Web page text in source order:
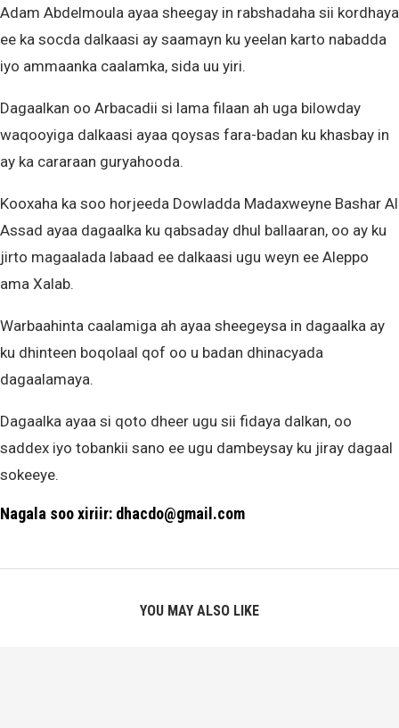
Adam Abdelmoula ayaa sheegay in rabshadaha sii kordhaya
ee ka socda dalkaasi ay saamayn ku yeelan karto nabadda
iyo ammaanka caalamka, sida uu yiri.
Dagaalkan oo Arbacadii si lama filaan ah uga bilowday
waqooyiga dalkaasi ayaa qoysas fara-badan ku khasbay in
ay ka cararaan guryahooda.
Kooxaha ka soo horjeeda Dowladda Madaxweyne Bashar Al
Assad ayaa dagaalka ku qabsaday dhul ballaaran, oo ay ku
jirto magaalada labaad ee dalkaasi ugu weyn ee Aleppo
ama Xalab.
Warbaahinta caalamiga ah ayaa sheegeysa in dagaalka ay
ku dhinteen boqolaal qof oo u badan dhinacyada
dagaalamaya.
Dagaalka ayaa si qoto dheer ugu sii fidaya dalkan, oo
saddex iyo tobankii sano ee ugu dambeysay ku jiray dagaal
sokeeye.
Nagala soo xiriir: dhacdo@gmail.com
YOU MAY ALSO LIKE